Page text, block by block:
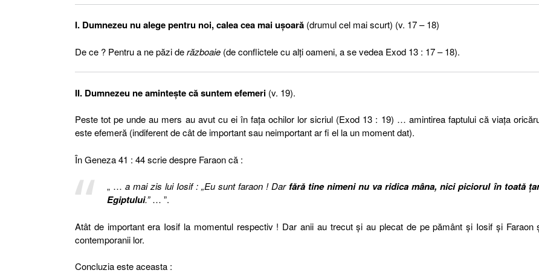
I. Dumnezeu nu alege pentru noi, calea cea mai uşoară (drumul cel mai scurt) (v. 17 – 18)
De ce ? Pentru a ne păzi derăzboaie (de conflictele cu alţi oameni, a se vedea Exod 13 : 17 – 18).
II. Dumnezeu ne aminteşte că suntem efemeri (v. 19).
Peste tot pe unde au mers au avut cu ei în faţa ochilor lor sicriul (Exod 13 : 19) … amintirea faptului că viaţa
este efemeră (indiferent de cât de important sau neimportant ar fi el la un moment dat).
În Geneza 41 : 44 scrie despre Faraon că :
„ … a mai zis lui Iosif : „Eu sunt faraon ! Darfără tine nimeni nu va ridica mâna, nici piciorul în toată
Egiptului.”… ”.
Atât de important era Iosif la momentul respectiv ! Dar anii au trecut şi au plecat de pe pământ şi Iosif şi Faraon
contemporanii lor.
Concluzia este aceasta :